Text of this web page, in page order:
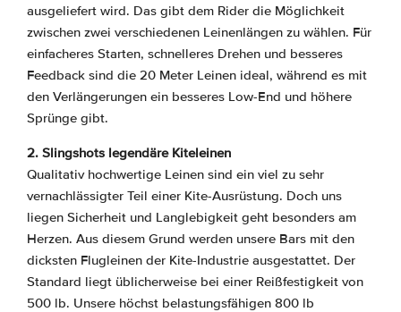
ausgeliefert wird. Das gibt dem Rider die Möglichkeit
zwischen zwei verschiedenen Leinenlängen zu wählen. Für
einfacheres Starten, schnelleres Drehen und besseres
Feedback sind die 20 Meter Leinen ideal, während es mit
den Verlängerungen ein besseres Low-End und höhere
Sprünge gibt.
2. Slingshots legendäre Kiteleinen
Qualitativ hochwertige Leinen sind ein viel zu sehr
vernachlässigter Teil einer Kite-Ausrüstung. Doch uns
liegen Sicherheit und Langlebigkeit geht besonders am
Herzen. Aus diesem Grund werden unsere Bars mit den
dicksten Flugleinen der Kite-Industrie ausgestattet. Der
Standard liegt üblicherweise bei einer Reißfestigkeit von
500 lb. Unsere höchst belastungsfähigen 800 lb